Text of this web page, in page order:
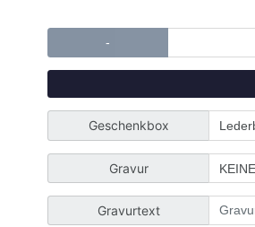
-
Geschenkbox
Gravur
Gravurtext